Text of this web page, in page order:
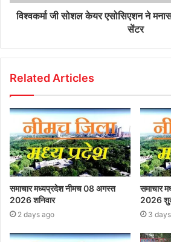
विश्वकर्मा जी सोशल केयर एसोसिएशन ने
सेंटर
Related Articles
समाचार मध्यप्रदेश नीमच 08 अगस्त
2026 शनिवार
2 days ago
समाचार
2026
3